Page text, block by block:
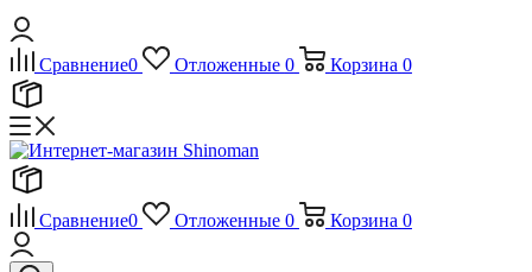
Сравнение0 Отложенные 0 Корзина 0
Сравнение0 Отложенные 0 Корзина 0